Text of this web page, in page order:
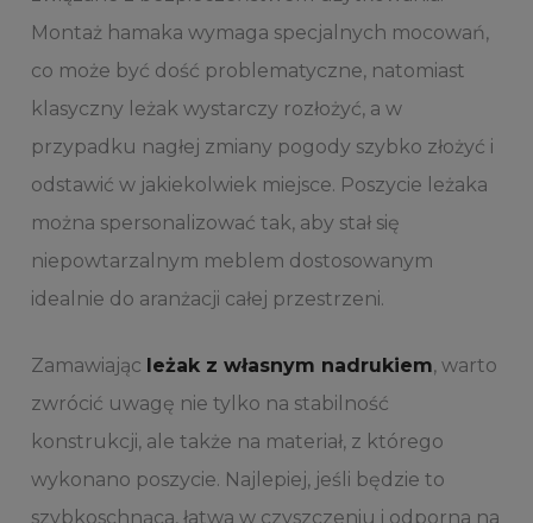
Montaż hamaka wymaga specjalnych mocowań,
co może być dość problematyczne, natomiast
klasyczny leżak wystarczy rozłożyć, a w
przypadku nagłej zmiany pogody szybko złożyć i
odstawić w jakiekolwiek miejsce. Poszycie leżaka
można spersonalizować tak, aby stał się
niepowtarzalnym meblem dostosowanym
idealnie do aranżacji całej przestrzeni.
Zamawiając leżak z własnym nadrukiem, warto
zwrócić uwagę nie tylko na stabilność
konstrukcji, ale także na materiał, z którego
wykonano poszycie. Najlepiej, jeśli będzie to
szybkoschnąca, łatwa w czyszczeniu i odporna na